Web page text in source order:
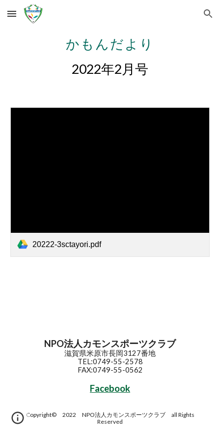
Skip to main content Skip to navigation
かもんだより
2022年2月号
20222-3sctayori.pdf
NPO法人カモンスポーツクラブ
滋賀県米原市長岡3127番地
TEL:0749-55-2578
FAX:0749-55-0562
Facebook
Copyright© 2022 NPO法人カモンスポーツクラブ all Rights
Reserved